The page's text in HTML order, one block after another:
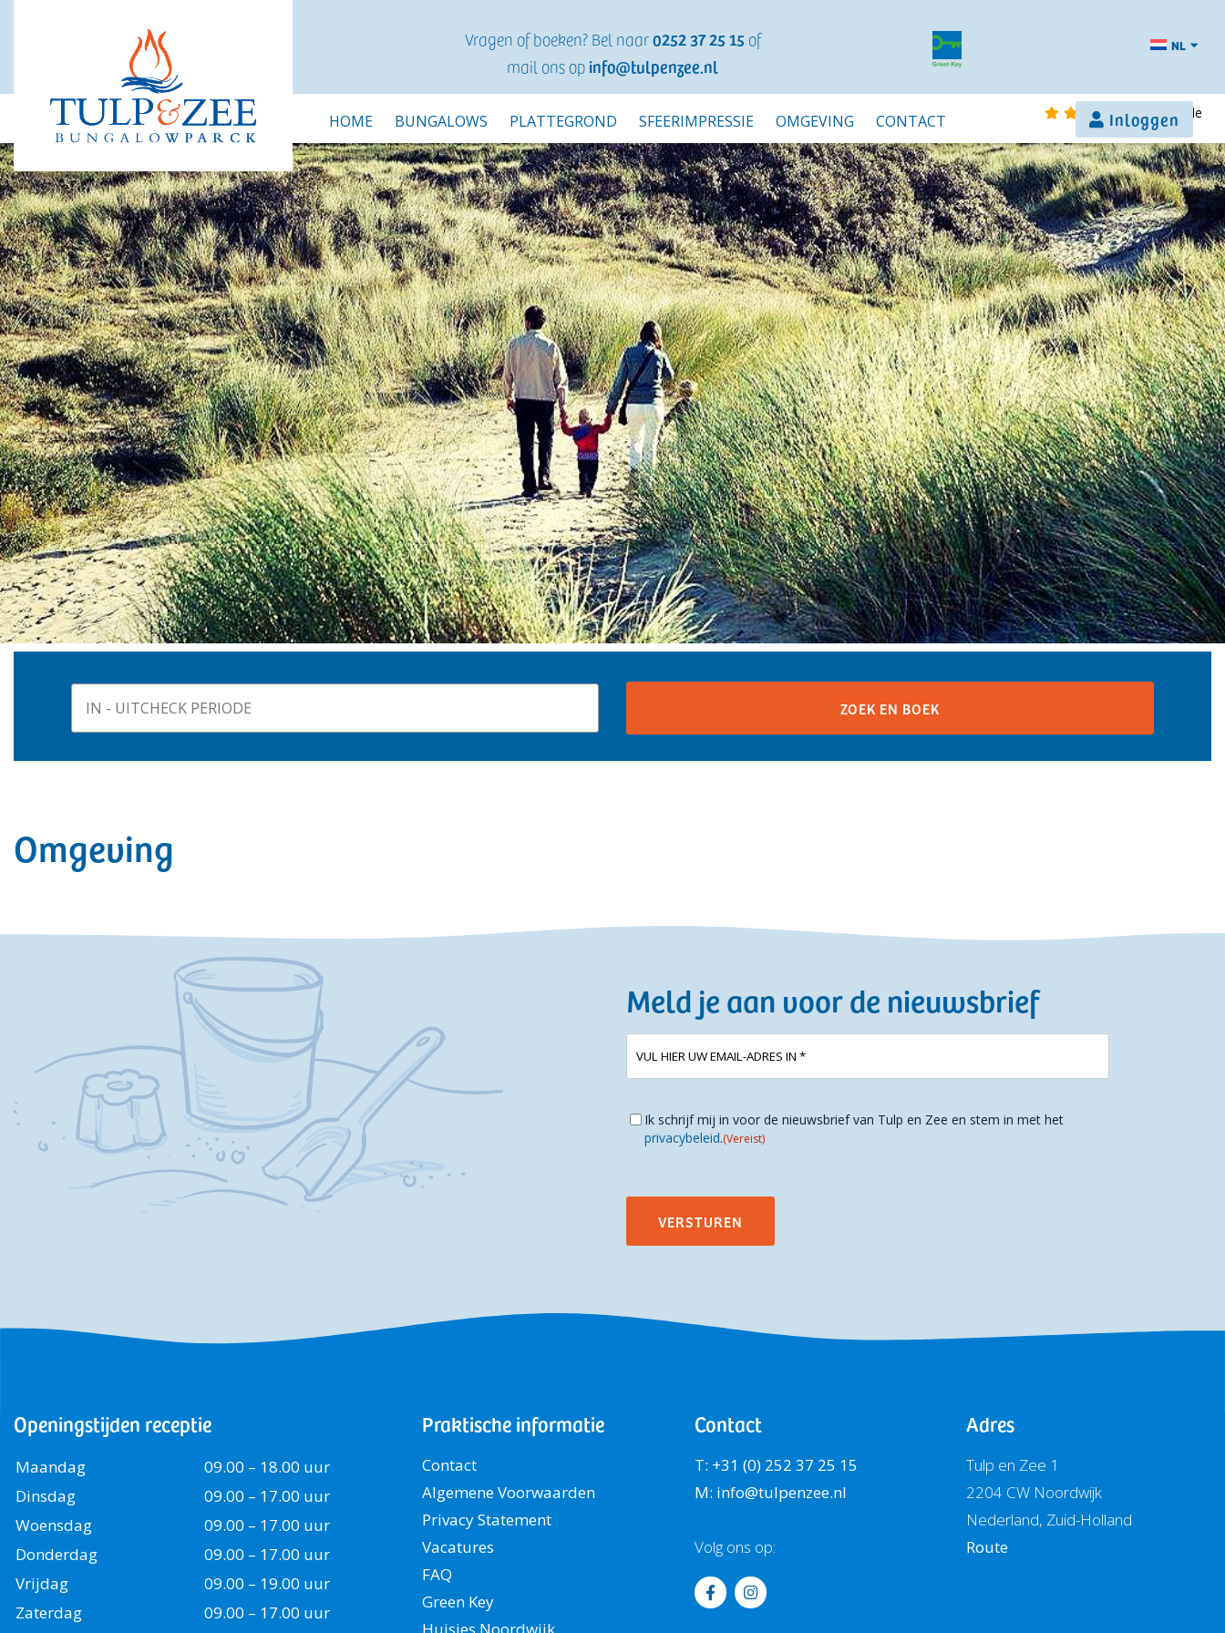
Vragen of boeken? Bel naar0252 37 25 15 of
mail ons opinfo@tulpenzee.nl
NL
op Google
HOME BUNGALOWS PLATTEGROND SFEERIMPRESSIE OMGEVING CONTACT Inloggen
Omgeving
Meld je aan voor de nieuwsbrief
E-
mailadres
Instemming (Vereist)
Ik schrijf mij in voor de nieuwsbrief van Tulp en Zee en stem in met het
privacybeleid.(Vereist)
Openingstijden receptie
Maandag
09.00 – 18.00 uur
Dinsdag
09.00 – 17.00 uur
Woensdag
09.00 – 17.00 uur
Donderdag
09.00 – 17.00 uur
Vrijdag
09.00 – 19.00 uur
Zaterdag
09.00 – 17.00 uur
Praktische informatie
Contact
Algemene Voorwaarden
Privacy Statement
Vacatures
FAQ
Green Key
Contact
T: +31 (0) 252 37 25 15
M: info@tulpenzee.nl
Volg ons op:
Adres
Tulp en Zee 1
2204 CW Noordwijk
Nederland, Zuid-Holland
Route